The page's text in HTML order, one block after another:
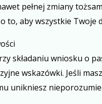
pełnej zmiany
aby wszystkie Twoje
składaniu wniosku o
wskazówki. Jeśli
unikniesz